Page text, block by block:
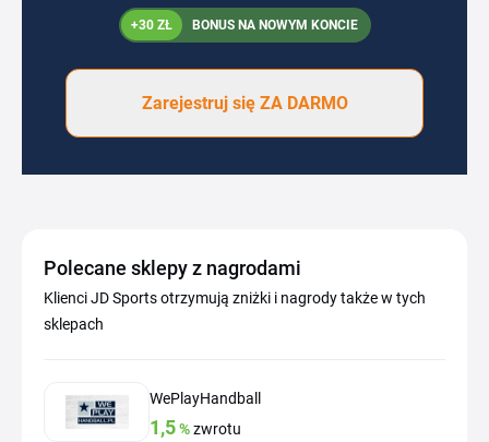
+30 ZŁ BONUS NA NOWYM KONCIE
Zarejestruj się ZA DARMO
Polecane sklepy z nagrodami
Klienci JD Sports otrzymują zniżki i nagrody także w tych
sklepach
WePlayHandball
1,5%zwrotu